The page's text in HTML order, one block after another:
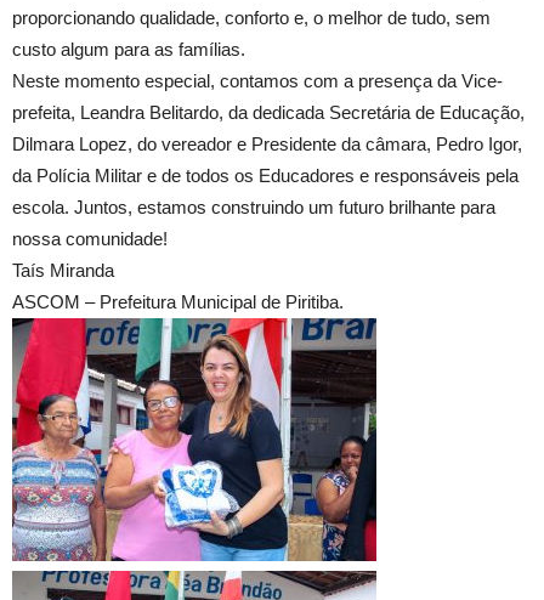
proporcionando qualidade, conforto e, o melhor de tudo, sem
custo algum para as famílias.
Neste momento especial, contamos com a presença da Vice-
prefeita, Leandra Belitardo, da dedicada Secretária de Educação,
Dilmara Lopez, do vereador e Presidente da câmara, Pedro Igor,
da Polícia Militar e de todos os Educadores e responsáveis pela
escola. Juntos, estamos construindo um futuro brilhante para
nossa comunidade!
Taís Miranda
ASCOM – Prefeitura Municipal de Piritiba.